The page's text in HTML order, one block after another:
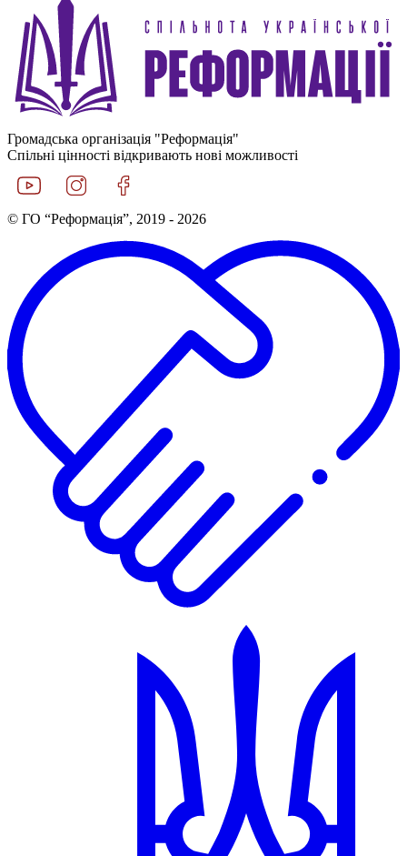
Громадська організація "Реформація"
Спільні цінності відкривають нові можливості
© ГО “Реформація”, 2019 - 2026